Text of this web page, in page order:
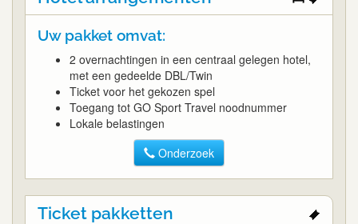
Uw pakket omvat:
2 overnachtingen in een centraal gelegen hotel,
met een gedeelde DBL/Twin
Ticket voor het gekozen spel
Toegang tot GO Sport Travel noodnummer
Lokale belastingen
Onderzoek
Ticket pakketten